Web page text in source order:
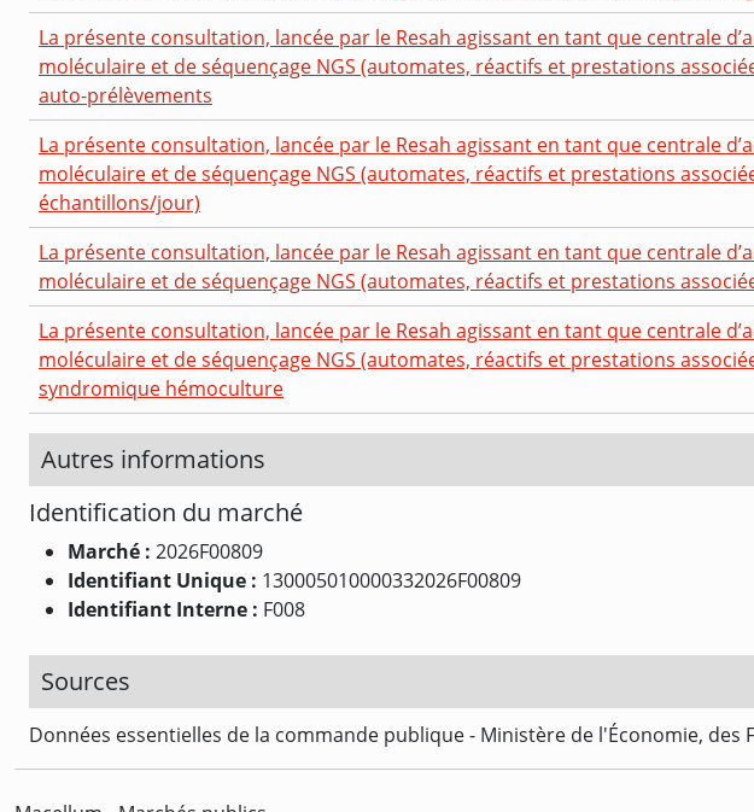
La présente consultation, lancée par le Resah agissant en tant que centrale
moléculaire et de séquençage NGS (automates, réactifs et prestations
auto-prélèvements
La présente consultation, lancée par le Resah agissant en tant que centrale
moléculaire et de séquençage NGS (automates, réactifs et prestations
échantillons/jour)
La présente consultation, lancée par le Resah agissant en tant que centrale
moléculaire et de séquençage NGS (automates, réactifs et prestations
La présente consultation, lancée par le Resah agissant en tant que centrale
moléculaire et de séquençage NGS (automates, réactifs et prestations
syndromique hémoculture
Autres informations
Identification du marché
Marché : 2026F00809
Identifiant Unique : 130005010000332026F00809
Identifiant Interne : F008
Sources
Données essentielles de la commande publique - Ministère de l'Économie,